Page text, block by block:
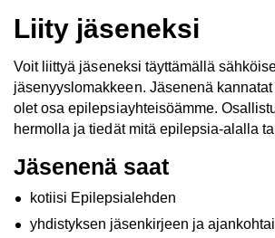
Liity jäseneksi
Voit liittyä jäseneksi täyttämällä
jäsenyyslomakkeen. Jäsenenä
olet osa epilepsiayhteisöämme.
hermolla ja tiedät mitä epilepsia-alalla
Jäsenenä saat
kotiisi Epilepsialehden
yhdistyksen jäsenkirjeen ja